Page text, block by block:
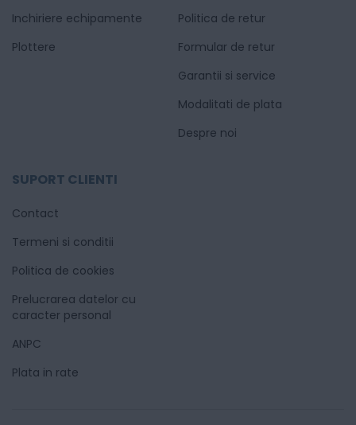
Inchiriere echipamente
Plottere
Politica de retur
Formular de retur
Garantii si service
Modalitati de plata
Despre noi
SUPORT CLIENTI
Contact
Termeni si conditii
Politica de cookies
Prelucrarea datelor cu
caracter personal
ANPC
Plata in rate